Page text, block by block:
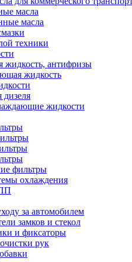
масла
масла
техники
антифризы
жидкость
жидкости
фильтры
охлаждения
за автомобилем
замков и стекол
и фиксаторы
рук